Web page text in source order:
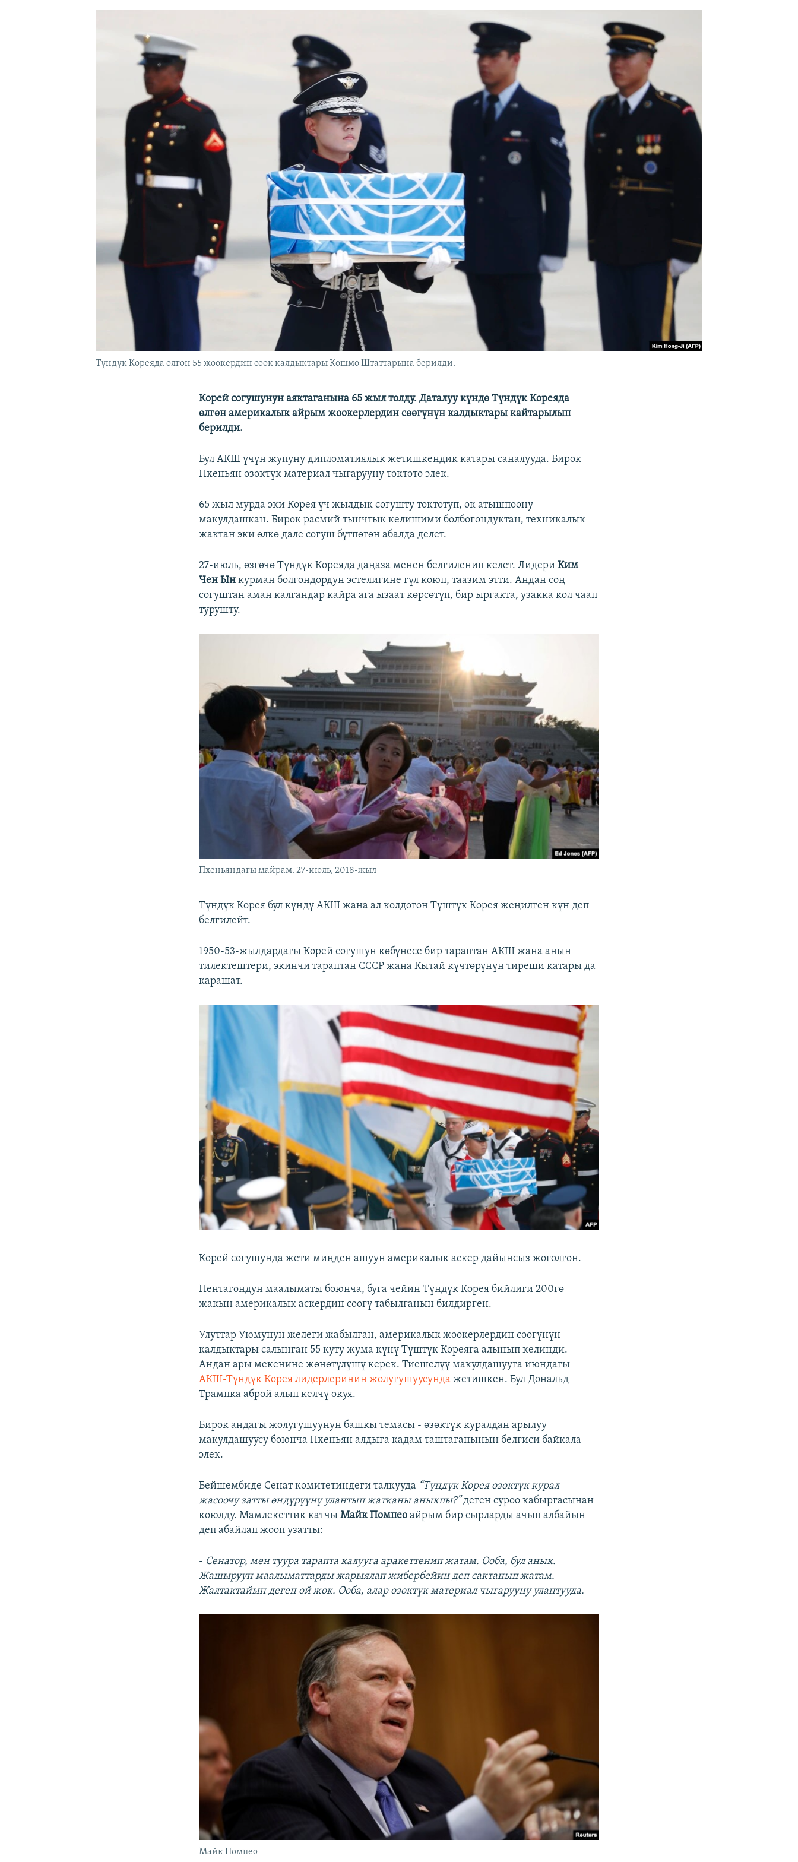
Түндүк Кореяда өлгөн 55 жоокердин сөөк калдыктары Кошмо Штаттарына берилди.
Корей согушунун аяктаганына 65 жыл толду. Даталуу күндө Түндүк Кореяда
өлгөн америкалык айрым жоокерлердин сөөгүнүн калдыктары кайтарылып
берилди.
Бул АКШ үчүн жупуну дипломатиялык жетишкендик катары саналууда. Бирок
Пхеньян өзөктүк материал чыгарууну токтото элек.
65 жыл мурда эки Корея үч жылдык согушту токтотуп, ок атышпоону
макулдашкан. Бирок расмий тынчтык келишими болбогондуктан, техникалык
жактан эки өлкө дале согуш бүтпөгөн абалда делет.
27-июль, өзгөчө Түндүк Кореяда даңаза менен белгиленип келет. ЛидериКим
Чен Ын курман болгондордун эстелигине гүл коюп, таазим этти. Андан соң
согуштан аман калгандар кайра ага ызаат көрсөтүп, бир ыргакта, узакка кол чаап
турушту.
Пхеньяндагы майрам. 27-июль, 2018-жыл
Түндүк Корея бул күндү АКШ жана ал колдогон Түштүк Корея жеңилген күн деп
белгилейт.
1950-53-жылдардагы Корей согушун көбүнесе бир тараптан АКШ жана анын
тилектештери, экинчи тараптан СССР жана Кытай күчтөрүнүн тиреши катары да
карашат.
Корей согушунда жети миңден ашуун америкалык аскер дайынсыз жоголгон.
Пентагондун маалыматы боюнча, буга чейин Түндүк Корея бийлиги 200гө
жакын америкалык аскердин сөөгү табылганын билдирген.
Улуттар Уюмунун желеги жабылган, америкалык жоокерлердин сөөгүнүн
калдыктары салынган 55 куту жума күнү Түштүк Кореяга алынып келинди.
Андан ары мекенине жөнөтүлүшү керек. Тиешелүү макулдашууга июндагы
АКШ-Түндүк Корея лидерлеринин жолугушуусунда жетишкен. Бул Дональд
Трампка аброй алып келчү окуя.
Бирок андагы жолугушуунун башкы темасы - өзөктүк куралдан арылуу
макулдашуусу боюнча Пхеньян алдыга кадам таштаганынын белгиси байкала
элек.
Бейшембиде Сенат комитетиндеги талкууда “Түндүк Корея өзөктүк курал
жасоочу затты өндүрүүнү улантып жатканы аныкпы?”деген суроо кабыргасынан
коюлду. Мамлекеттик катчыМайк Помпео айрым бир сырларды ачып албайын
деп абайлап жооп узатты:
- Сенатор, мен туура тарапта калууга аракеттенип жатам. Ооба, бул анык.
Жашыруун маалыматтарды жарыялап жибербейин деп сактанып жатам.
Жалтактайын деген ой жок. Ооба, алар өзөктүк материал чыгарууну улантууда.
Майк Помпео